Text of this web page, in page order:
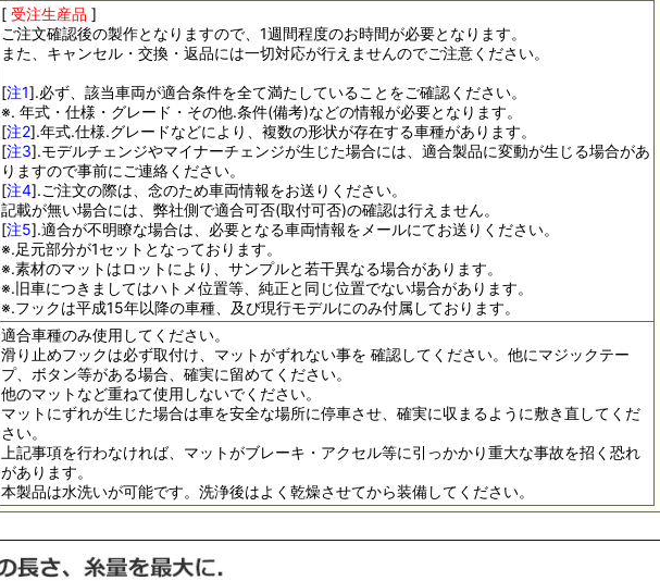
[ 受注生産品 ]
ご注文確認後の製作となりますので、1週間程度のお時間が必要となります。
また、キャンセル・交換・返品には一切対応が行えませんのでご注意ください。
[注1].必ず、該当車両が適合条件を全て満たしていることをご確認ください。
※. 年式・仕様・グレード・その他.条件(備考)などの情報が必要となります。
[注2].年式.仕様.グレードなどにより、複数の形状が存在する車種があります。
[注3].モデルチェンジやマイナーチェンジが生じた場合には、適合製品に変動が生じる場合があ
りますので事前にご連絡ください。
[注4].ご注文の際は、念のため車両情報をお送りください。
記載が無い場合には、弊社側で適合可否(取付可否)の確認は行えません。
[注5].適合が不明瞭な場合は、必要となる車両情報をメールにてお送りください。
※.足元部分が1セットとなっております。
※.素材のマットはロットにより、サンプルと若干異なる場合があります。
※.旧車につきましてはハトメ位置等、純正と同じ位置でない場合があります。
※.フックは平成15年以降の車種、及び現行モデルにのみ付属しております。
適合車種のみ使用してください。
滑り止めフックは必ず取付け、マットがずれない事を 確認してください。他にマジックテー
プ、ボタン等がある場合、確実に留めてください。
他のマットなど重ねて使用しないでください。
マットにずれが生じた場合は車を安全な場所に停車させ、確実に収まるように敷き直してくだ
さい。
上記事項を行わなければ、マットがブレーキ・アクセル等に引っかかり重大な事故を招く恐れ
があります。
本製品は水洗いが可能です。洗浄後はよく乾燥させてから装備してください。